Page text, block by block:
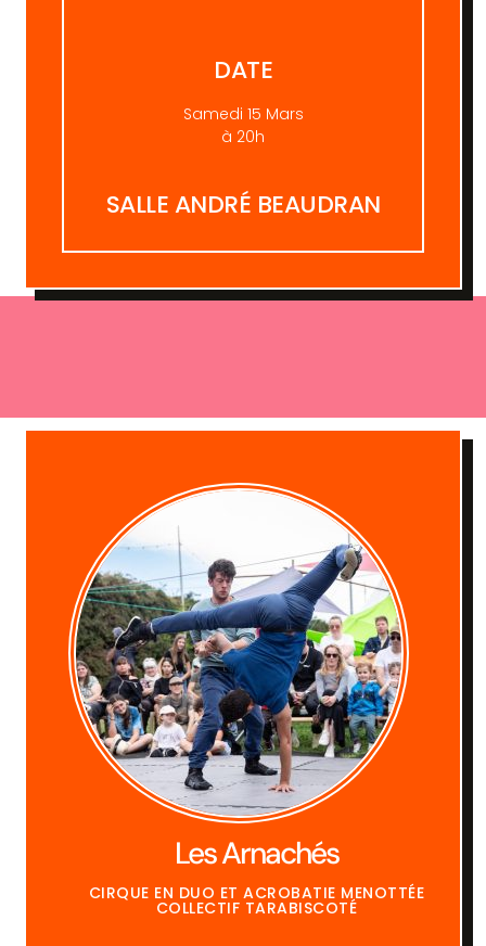
DATE
Samedi 15 Mars
à 20h
SALLE ANDRÉ BEAUDRAN
Les Arnachés
CIRQUE EN DUO ET ACROBATIE MENOTTÉE
COLLECTIF TARABISCOTÉ